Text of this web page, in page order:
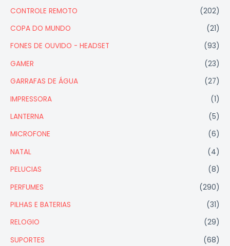
CONTROLE REMOTO
(202)
COPA DO MUNDO
(21)
FONES DE OUVIDO - HEADSET
(93)
GAMER
(23)
GARRAFAS DE ÁGUA
(27)
IMPRESSORA
(1)
LANTERNA
(5)
MICROFONE
(6)
NATAL
(4)
PELUCIAS
(8)
PERFUMES
(290)
PILHAS E BATERIAS
(31)
RELOGIO
(29)
SUPORTES
(68)